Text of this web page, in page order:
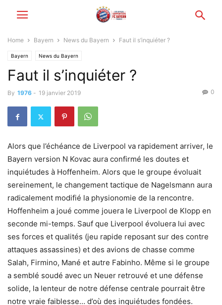
Home Bayern News du Bayern Faut il s’inquiéter ?
Bayern News du Bayern
Faut il s’inquiéter ?
By 1976 - 19 janvier 2019 0
Alors que l’échéance de Liverpool va rapidement arriver, le
Bayern version N Kovac aura confirmé les doutes et
inquiétudes à Hoffenheim. Alors que le groupe évoluait
sereinement, le changement tactique de Nagelsmann aura
radicalement modifié la physionomie de la rencontre.
Hoffenheim a joué comme jouera le Liverpool de Klopp en
seconde mi-temps. Sauf que Liverpool évoluera lui avec
ses forces et qualités (jeu rapide reposant sur des contre
attaques assassines) et des avions de chasse comme
Salah, Firmino, Mané et autre Fabinho. Même si le groupe
a semblé soudé avec un Neuer retrouvé et une défense
solide, la lenteur de notre défense centrale pourrait être
notre vraie faiblesse… d’où des inquiétudes fondées.